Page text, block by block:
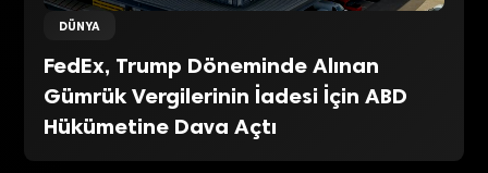
DÜNYA
FedEx, Trump Döneminde Alınan
Gümrük Vergilerinin İadesi İçin ABD
Hükümetine Dava Açtı